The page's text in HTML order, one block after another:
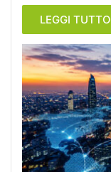
LEGGI TUTTO